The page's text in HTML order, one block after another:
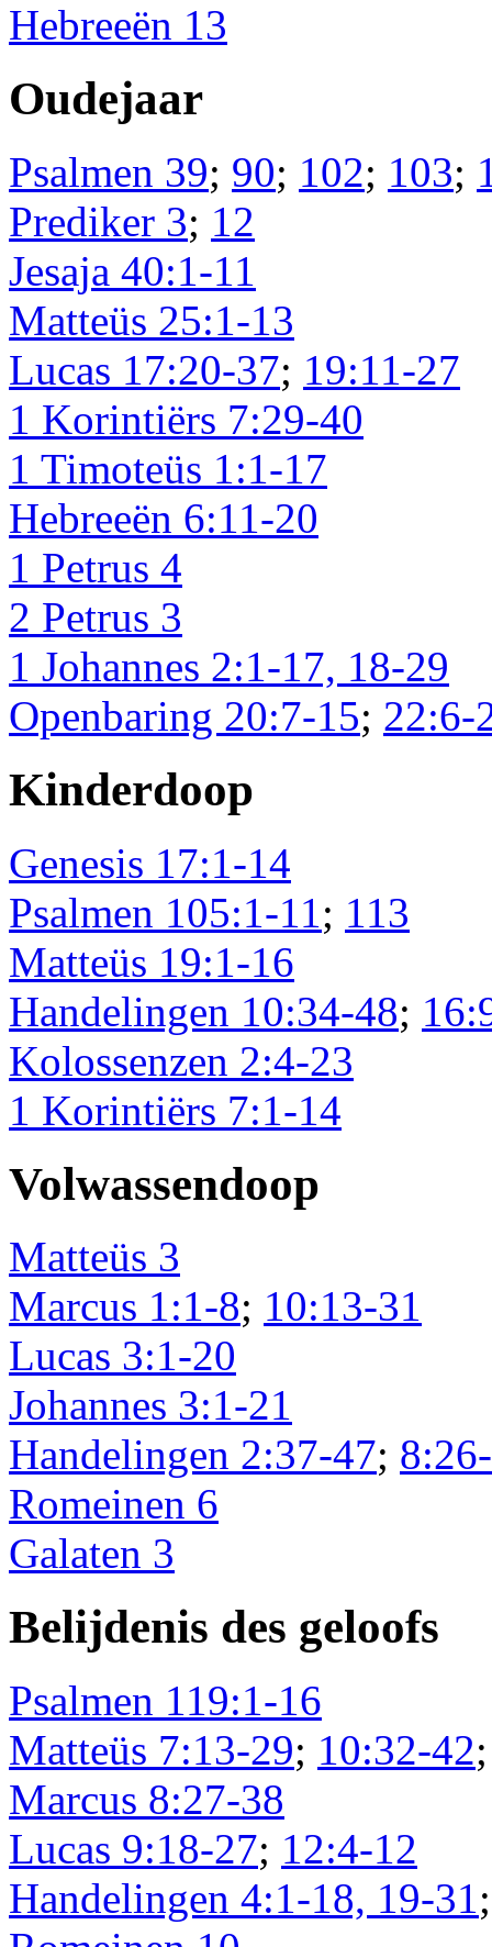
Hebreeën 13
Oudejaar
Psalmen 39; 90; 102; 103;
Prediker 3; 12
Jesaja 40:1-11
Matteüs 25:1-13
Lucas 17:20-37; 19:11-27
1 Korintiërs 7:29-40
1 Timoteüs 1:1-17
Hebreeën 6:11-20
1 Petrus 4
2 Petrus 3
1 Johannes 2:1-17, 18-29
Openbaring 20:7-15; 22:6-
Kinderdoop
Genesis 17:1-14
Psalmen 105:1-11; 113
Matteüs 19:1-16
Handelingen 10:34-48;
Kolossenzen 2:4-23
1 Korintiërs 7:1-14
Volwassendoop
Matteüs 3
Marcus 1:1-8; 10:13-31
Lucas 3:1-20
Johannes 3:1-21
Handelingen 2:37-47;
Romeinen 6
Galaten 3
Belijdenis des geloofs
Psalmen 119:1-16
Matteüs 7:13-29; 10:32-42
Marcus 8:27-38
Lucas 9:18-27; 12:4-12
Handelingen 4:1-18, 19-31